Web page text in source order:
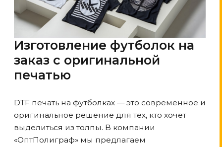
Изготовление футболок на
заказ с оригинальной
печатью
DTF печать на футболках — это современное и
оригинальное решение для тех, кто хочет
выделиться из толпы. В компании
«ОптПолиграф» мы предлагаем